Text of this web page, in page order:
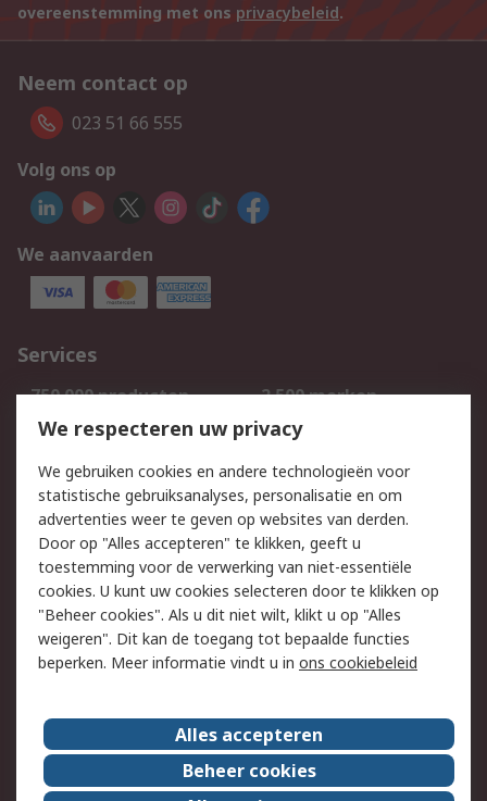
overeenstemming met ons privacybeleid.
Neem contact op
023 51 66 555
Volg ons op
We aanvaarden
Services
750.000 producten
2.500 merken
Bestellen
Inkoopoplossingen
Track & Trace
Wettelijk
Cookiebeleid
Email veiligheid
Privacybeleid
Websitevoorwaarden
Algemene
verkoopvoorwaarden
Over RS
RS Group
Over ons
RS wereldwijd
Werken bij RS
We respecteren uw privacy
We gebruiken cookies en andere technologieën voor
statistische gebruiksanalyses, personalisatie en om
advertenties weer te geven op websites van derden.
Door op "Alles accepteren" te klikken, geeft u
toestemming voor de verwerking van niet-essentiële
cookies. U kunt uw cookies selecteren door te klikken op
"Beheer cookies". Als u dit niet wilt, klikt u op "Alles
weigeren". Dit kan de toegang tot bepaalde functies
beperken. Meer informatie vindt u in ons cookiebeleid
Alles accepteren
Beheer cookies